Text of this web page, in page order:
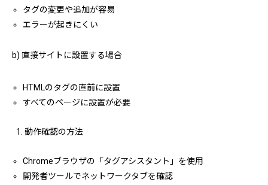
タグの変更や追加が容易
エラーが起きにくい
b) 直接サイトに設置する場合
HTMLのタグの直前に設置
すべてのページに設置が必要
動作確認の方法
Chromeブラウザの「タグアシスタント」を使用
開発者ツールでネットワークタブを確認